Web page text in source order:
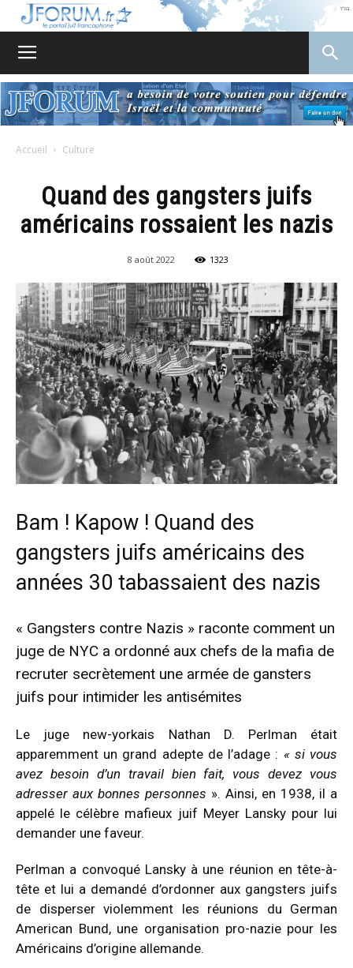
Accueil Culture
Quand des gangsters juifs
américains rossaient les nazis
8 août 2022 1323
Bam ! Kapow ! Quand des
gangsters juifs américains des
années 30 tabassaient des nazis
« Gangsters contre Nazis » raconte comment un
juge de NYC a ordonné aux chefs de la mafia de
recruter secrètement une armée de gansters
juifs pour intimider les antisémites
Le juge new-yorkais Nathan D. Perlman était
apparemment un grand adepte de l’adage : « si vous
avez besoin d’un travail bien fait, vous devez vous
adresser aux bonnes personnes ». Ainsi, en 1938, il a
appelé le célèbre mafieux juif Meyer Lansky pour lui
demander une faveur.
Perlman a convoqué Lansky à une réunion en tête-à-
tête et lui a demandé d’ordonner aux gangsters juifs
de disperser violemment les réunions du German
American Bund, une organisation pro-nazie pour les
Américains d’origine allemande.